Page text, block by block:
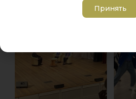
Принять